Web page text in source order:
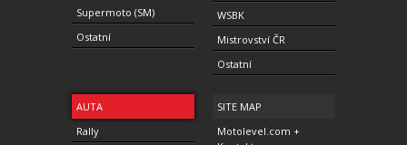
Supermoto (SM)
Ostatní
WSBK
Mistrovství ČR
Ostatní
AUTA
Rally
SITE MAP
Motolevel.com +